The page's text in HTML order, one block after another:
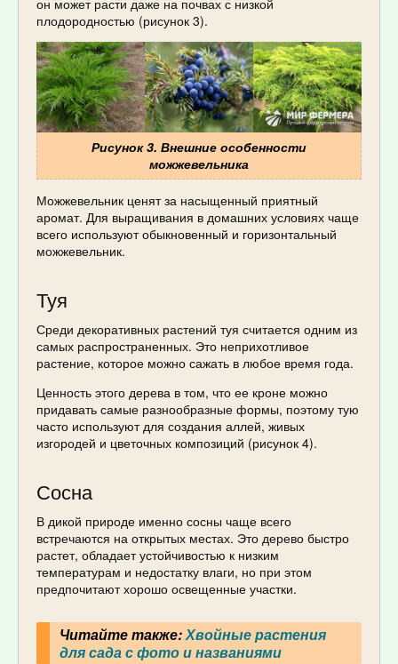
он может расти даже на почвах с низкой
плодородностью (рисунок 3).
Рисунок 3. Внешние особенности
можжевельника
Можжевельник ценят за насыщенный приятный
аромат. Для выращивания в домашних условиях чаще
всего используют обыкновенный и горизонтальный
можжевельник.
Туя
Среди декоративных растений туя считается одним из
самых распространенных. Это неприхотливое
растение, которое можно сажать в любое время года.
Ценность этого дерева в том, что ее кроне можно
придавать самые разнообразные формы, поэтому тую
часто используют для создания аллей, живых
изгородей и цветочных композиций (рисунок 4).
Сосна
В дикой природе именно сосны чаще всего
встречаются на открытых местах. Это дерево быстро
растет, обладает устойчивостью к низким
температурам и недостатку влаги, но при этом
предпочитают хорошо освещенные участки.
Читайте также:Хвойные растения
для сада с фото и названиями